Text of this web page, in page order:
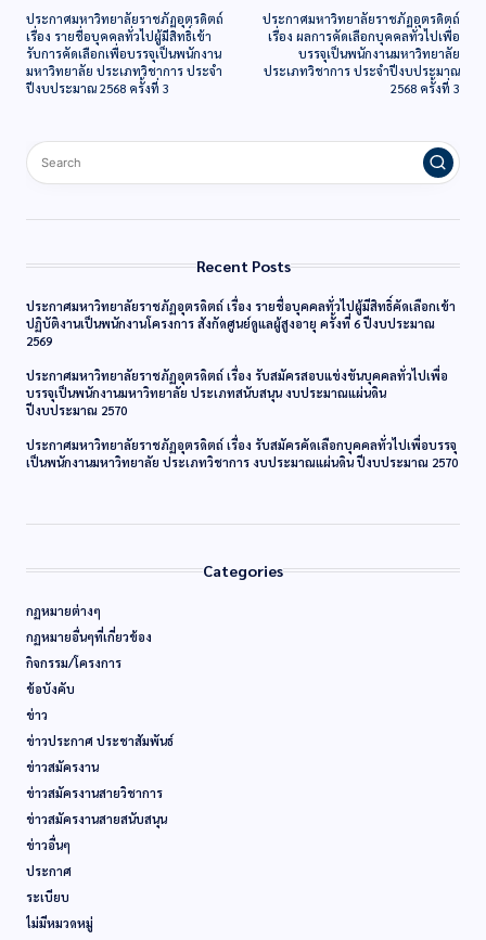
ประกาศมหาวิทยาลัยราชภัฏอุตรดิตถ์
เรื่อง รายชื่อบุคคลทั่วไปผู้มีสิทธิ์เข้า
รับการคัดเลือกเพื่อบรรจุเป็นพนักงาน
มหาวิทยาลัย ประเภทวิชาการ ประจำ
ปีงบประมาณ 2568 ครั้งที่ 3
ประกาศมหาวิทยาลัยราชภัฏอุตรดิตถ์
เรื่อง ผลการคัดเลือกบุคคลทั่วไปเพื่อ
บรรจุเป็นพนักงานมหาวิทยาลัย
ประเภทวิชาการ ประจำปีงบประมาณ
2568 ครั้งที่ 3
Recent Posts
ประกาศมหาวิทยาลัยราชภัฏอุตรดิตถ์ เรื่อง รายชื่อบุคคลทั่วไปผู้มีสิทธิ์คัดเลือกเข้า
ปฏิบัติงานเป็นพนักงานโครงการ สังกัดศูนย์ดูแลผู้สูงอายุ ครั้งที่ 6 ปีงบประมาณ
2569
ประกาศมหาวิทยาลัยราชภัฏอุตรดิตถ์ เรื่อง รับสมัครสอบแข่งขันบุคคลทั่วไปเพื่อ
บรรจุเป็นพนักงานมหาวิทยาลัย ประเภทสนับสนุน งบประมาณแผ่นดิน
ปีงบประมาณ 2570
ประกาศมหาวิทยาลัยราชภัฏอุตรดิตถ์ เรื่อง รับสมัครคัดเลือกบุคคลทั่วไปเพื่อบรรจุ
เป็นพนักงานมหาวิทยาลัย ประเภทวิชาการ งบประมาณแผ่นดิน ปีงบประมาณ 2570
Categories
กฏหมายต่างๆ
กฏหมายอื่นๆที่เกี่ยวข้อง
กิจกรรม/โครงการ
ข้อบังคับ
ข่าว
ข่าวประกาศ ประชาสัมพันธ์
ข่าวสมัครงาน
ข่าวสมัครงานสายวิชาการ
ข่าวสมัครงานสายสนับสนุน
ข่าวอื่นๆ
ประกาศ
ระเบียบ
ไม่มีหมวดหมู่